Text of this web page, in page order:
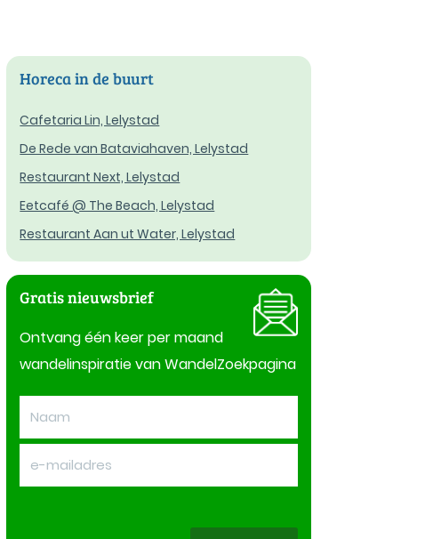
Horeca in de buurt
Cafetaria Lin, Lelystad
De Rede van Bataviahaven, Lelystad
Restaurant Next, Lelystad
Eetcafé @ The Beach, Lelystad
Restaurant Aan ut Water, Lelystad
Gratis nieuwsbrief
Ontvang één keer per maand
wandelinspiratie van WandelZoekpagina